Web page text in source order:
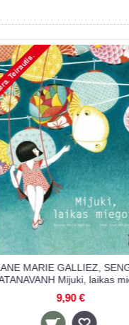
KOBI YAMADA Galbūt
12,90 €